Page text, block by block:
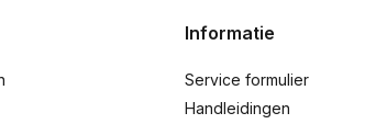
Informatie
Service formulier
Handleidingen